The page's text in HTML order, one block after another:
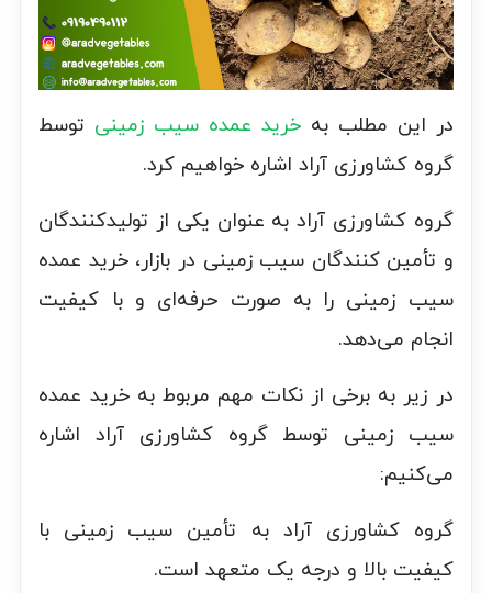
در این مطلب به خرید عمده سیب زمینی توسط
گروه کشاورزی آراد اشاره خواهیم کرد.
گروه کشاورزی آراد به عنوان یکی از تولیدکنندگان
و تأمین کنندگان سیب زمینی در بازار، خرید عمده
سیب زمینی را به صورت حرفه‌ای و با کیفیت
انجام می‌دهد.
در زیر به برخی از نکات مهم مربوط به خرید عمده
سیب زمینی توسط گروه کشاورزی آراد اشاره
می‌کنیم:
گروه کشاورزی آراد به تأمین سیب زمینی با
کیفیت بالا و درجه یک متعهد است.